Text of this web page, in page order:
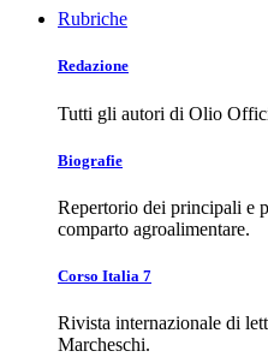
Rubriche
Redazione
Tutti gli autori di Olio
Biografie
Repertorio dei principali e
comparto agroalimentare.
Corso Italia 7
Rivista internazionale di
Marcheschi.